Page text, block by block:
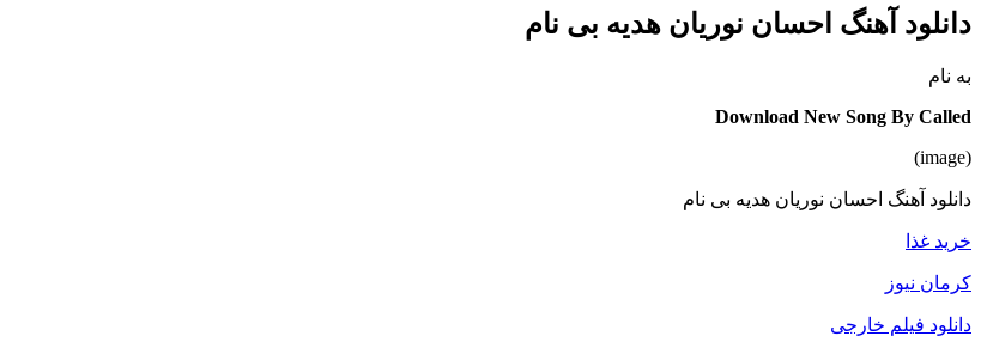
دانلود آهنگ احسان نوریان هدیه بی نام
به نام
Download New Song By Called
(image)
دانلود آهنگ احسان نوریان هدیه بی نام
خرید غذا
کرمان نیوز
دانلود فیلم خارجی